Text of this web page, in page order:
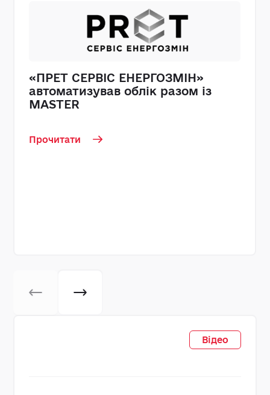
«ПРЕТ СЕРВІС ЕНЕРГОЗМІН»
автоматизував облік разом із
MASTER
Прочитати
Відео